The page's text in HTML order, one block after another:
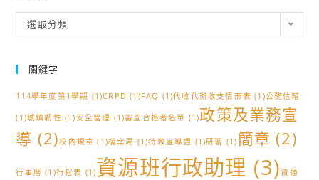
類
選取分類
關鍵字
114學年度第1學期 (1)CRPD (1)FAQ (1)代收代辦收支情形表 (1)公務信箱
(1)城鎮韌性 (1)安全管理 (1)審查合格者名單 (1)政策及業務宣
導 (2)校內規章 (1)檔案局 (1)特教宣導週 (1)研習 (1) 簡章 (2)
行事曆 (1)行程表 (1)資源班行政助理 (3)資通